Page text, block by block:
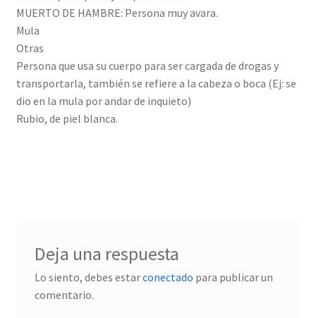
MUERTO DE HAMBRE: Persona muy avara.
Mula
Otras
Persona que usa su cuerpo para ser cargada de drogas y
transportarla, también se refiere a la cabeza o boca (Ej: se
dio en la mula por andar de inquieto)
Rubio, de piel blanca.
Deja una respuesta
Lo siento, debes estarconectado para publicar un
comentario.